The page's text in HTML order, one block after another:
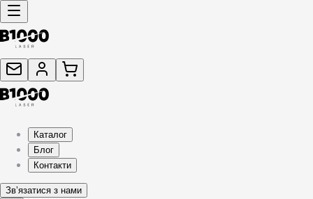
Каталог
Блог
Контакти
Звʼязатися з нами